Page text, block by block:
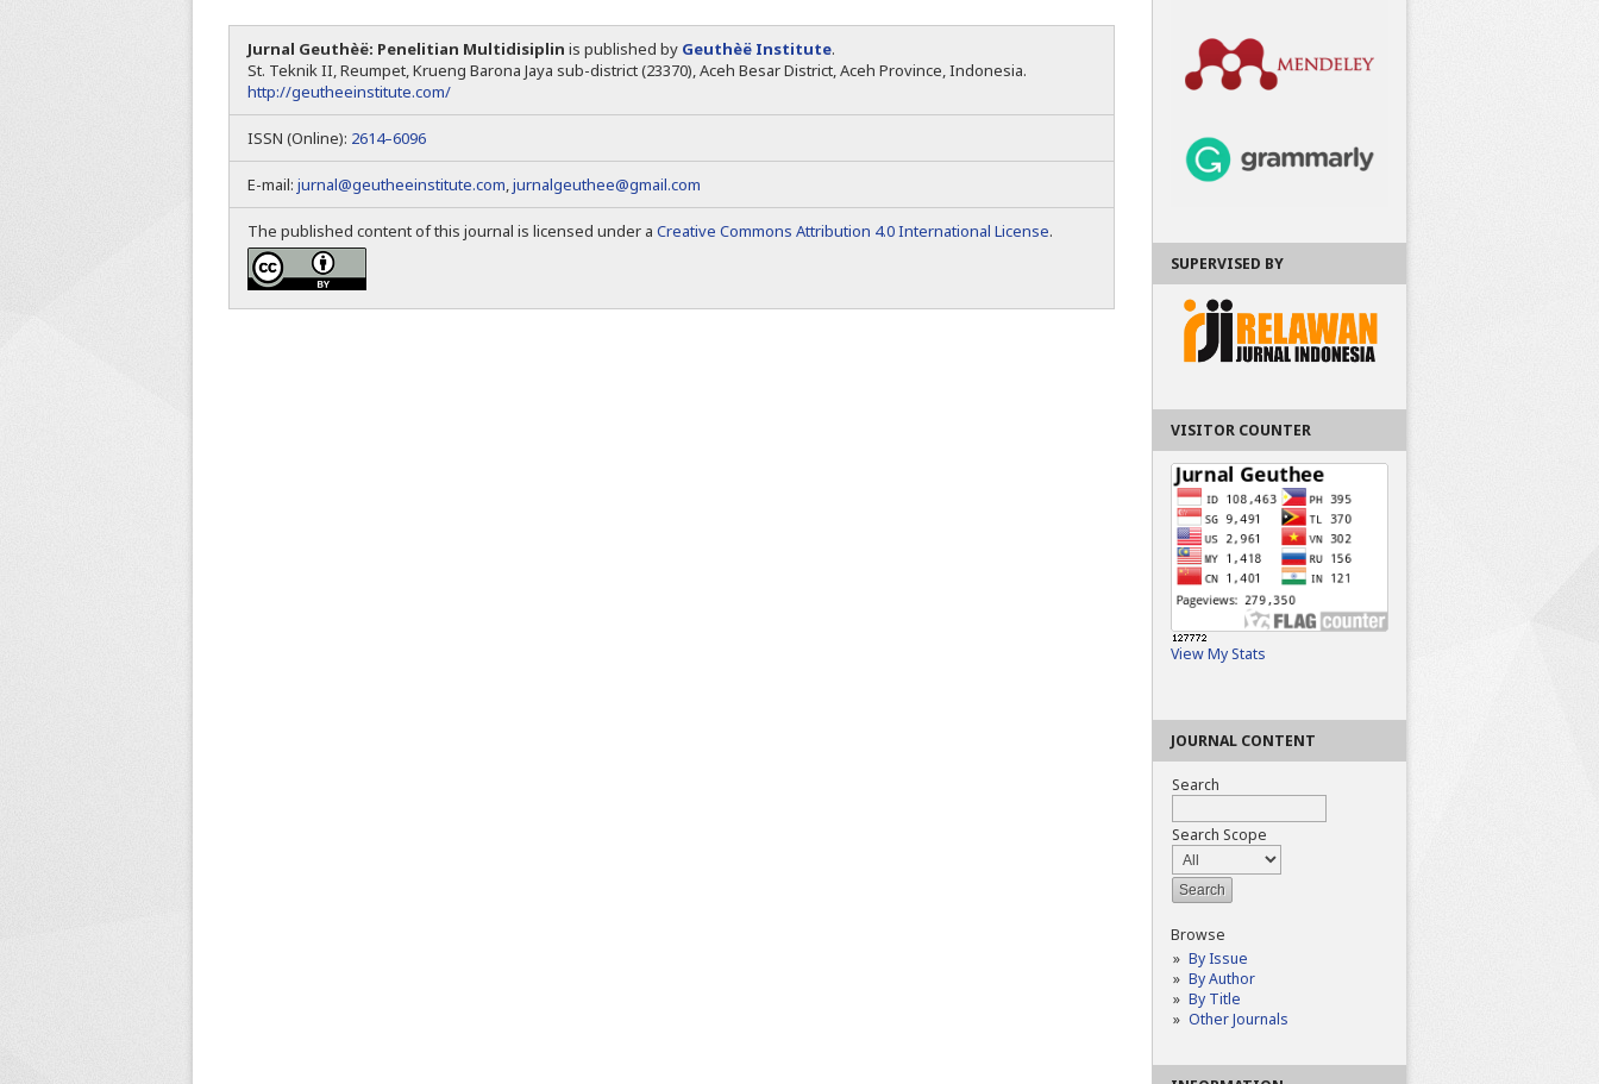
SUPERVISED BY
VISITOR COUNTER
View My Stats
JOURNAL CONTENT
Search
Search Scope
Browse
By Issue
By Author
By Title
Other Journals
Jurnal Geuthèë: Penelitian Multidisiplin is published by Geuthèë Institute.
St. Teknik II, Reumpet, Krueng Barona Jaya sub-district (23370), Aceh Besar District, Aceh Province, Indonesia.
http://geutheeinstitute.com/
ISSN (Online): 2614–6096
E-mail: jurnal@geutheeinstitute.com,jurnalgeuthee@gmail.com
The published content of this journal is licensed under a Creative Commons Attribution 4.0 International License.